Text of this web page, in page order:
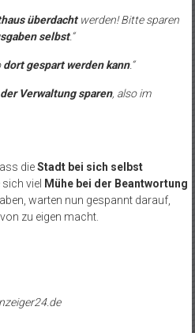
überdachtwerden! Bitte sparen
selbst.“
dort gespart werden kann.“
Verwaltung sparen, also im
dieStadt bei sich selbst
viel Mühe bei der Beantwortung
warten nun gespannt darauf,
zu eigen macht.